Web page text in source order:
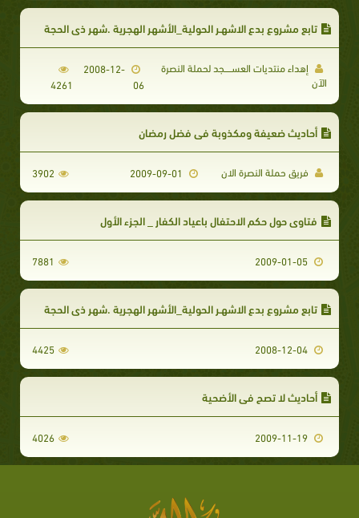
تابع مشروع بدع الاشهـر الحولية_الأشهر الهجرية .شهر ذى الحجة
إهداء منتديات العســـــــــجد لحملة النصرة
الآن
2008-12-
06
4261
أحاديث ضعيفة ومكذوبة في فضل رمضان
فريق حملة النصرة الان 3902
فتاوى حول حكم الاحتفال باعياد الكفار _ الجزء الأول
7881
تابع مشروع بدع الاشهـر الحولية_الأشهر الهجرية .شهر ذى الحجة
4425
أحاديث لا تصح في الأضحية
4026